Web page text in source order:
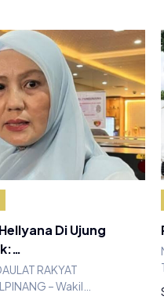
Di Ujung
RAKYAT
– Wakil…